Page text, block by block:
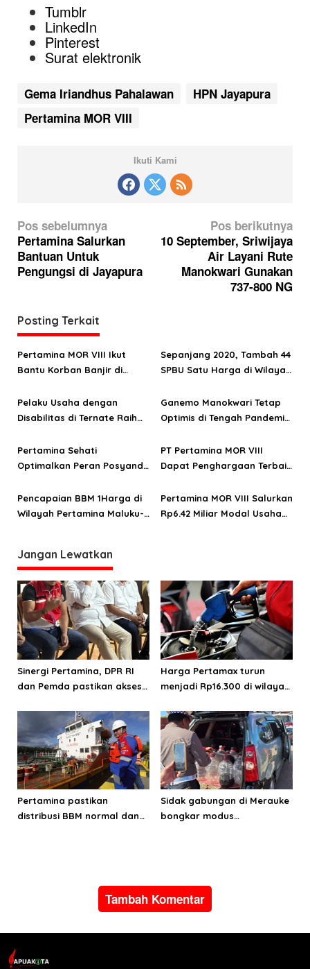
Tumblr
LinkedIn
Pinterest
Surat elektronik
Gema Iriandhus Pahalawan
HPN Jayapura
Pertamina MOR VIII
Ikuti Kami
N
a
v
i
a
s
i
o
s
Pos sebelumnya
Pertamina Salurkan
Bantuan Untuk
Pengungsi di Jayapura
Pos berikutnya
10 September, Sriwijaya
Air Layani Rute
Manokwari Gunakan
737-800 NG
Posting Terkait
Pertamina MOR VIII Ikut
Bantu Korban Banjir di
Sepanjang 2020, Tambah 44
SPBU Satu Harga di Wilayah
Pelaku Usaha dengan
Disabilitas di Ternate Raih
Nasional
Ganemo Manokwari Tetap
Optimis di Tengah Pandemi
Pertamina Sehati
Optimalkan Peran Posyandu
PT Pertamina MOR VIII
Dapat Penghargaan Terbaik
Kesehatan
Pencapaian BBM 1Harga di
Wilayah Pertamina Maluku-
Pertamina MOR VIII Salurkan
Rp6.42 Miliar Modal Usaha
Jangan Lewatkan
Sinergi Pertamina, DPR RI
dan Pemda pastikan akses
Harga Pertamax turun
menjadi Rp16.300 di wilayah
Pertamina pastikan
distribusi BBM normal dan
Sidak gabungan di Merauke
bongkar modus
Tambah Komentar